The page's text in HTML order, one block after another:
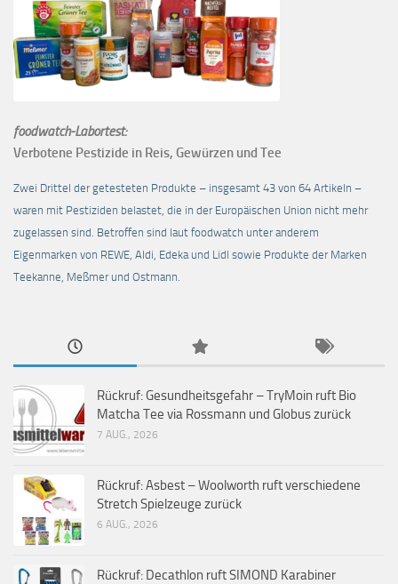
foodwatch-Labortest:
Verbotene Pestizide in Reis, Gewürzen und Tee
Zwei Drittel der getesteten Produkte – insgesamt 43 von 64 Artikeln –
waren mit Pestiziden belastet, die in der Europäischen Union nicht mehr
zugelassen sind. Betroffen sind laut foodwatch unter anderem
Eigenmarken von REWE, Aldi, Edeka und Lidl sowie Produkte der Marken
Teekanne, Meßmer und Ostmann.
Rückruf: Gesundheitsgefahr – TryMoin ruft Bio
Matcha Tee via Rossmann und Globus zurück
7 AUG., 2026
Rückruf: Asbest – Woolworth ruft verschiedene
Stretch Spielzeuge zurück
6 AUG., 2026
Rückruf: Decathlon ruft SIMOND Karabiner